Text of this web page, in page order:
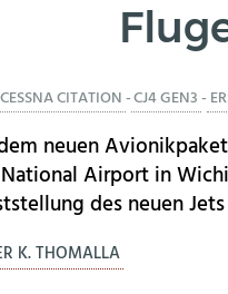
CESSNA CITATION-CJ4 GEN3-
neuen
Airport in
des neuen Jets
K. THOMALLA